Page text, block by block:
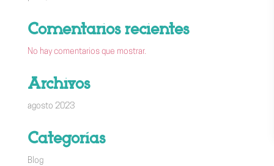
Comentarios recientes
No hay comentarios que mostrar.
Archivos
agosto 2023
Categorías
Blog